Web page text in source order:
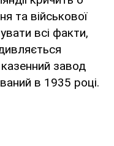
та військової
всі факти,
завод
в 1935 році.